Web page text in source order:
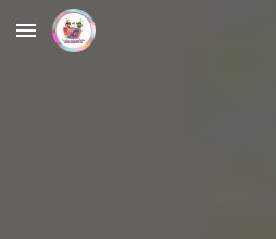
Skip to main content